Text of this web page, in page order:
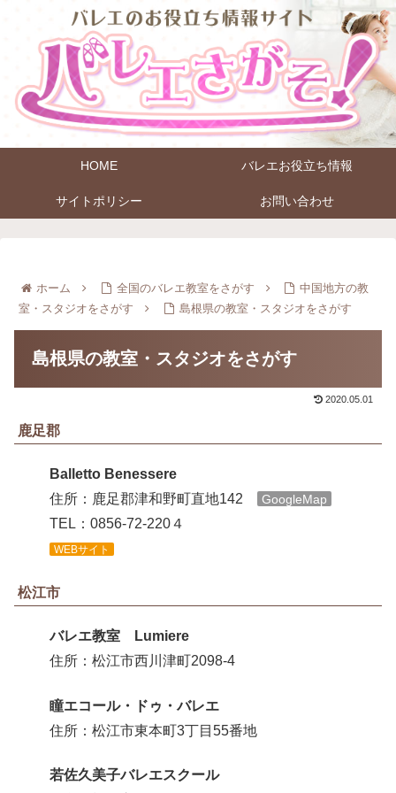
HOME バレエお役立ち情報
サイトポリシー お問い合わせ
ホーム 全国のバレエ教室をさがす
中国地方の教
室・スタジオをさがす
島根県の教室・スタジオをさがす
島根県の教室・スタジオをさがす
2020.05.01
鹿足郡
Balletto Benessere
住所：鹿足郡津和野町直地142
GoogleMap
TEL：0856-72-220４
WEBサイト
松江市
バレエ教室 Lumiere
住所：松江市西川津町2098-4
瞳エコール・ドゥ・バレエ
住所：松江市東本町3丁目55番地
若佐久美子バレエスクール